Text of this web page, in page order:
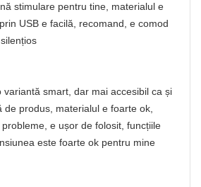
stimulare pentru tine, materialul e
USB e facilă, recomand, e comod
variantă smart, dar mai accesibil ca și
de produs, materialul e foarte ok,
e ușor de folosit, funcțiile
este foarte ok pentru mine